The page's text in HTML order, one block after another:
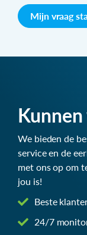
Mijn vraag
We bieden de
service en de
met ons op om
jou is!
Beste
24/7